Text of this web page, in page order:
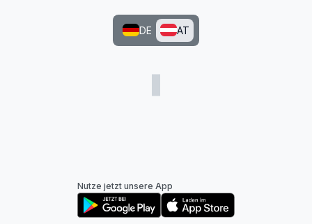
DE AT
Nutze jetzt unsere App